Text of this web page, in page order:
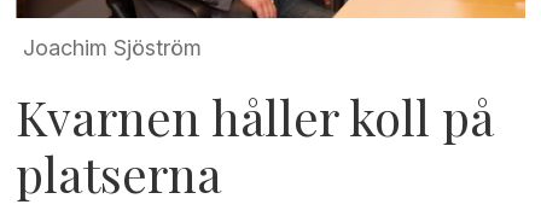
Joachim Sjöström
Kvarnen håller koll på
platserna